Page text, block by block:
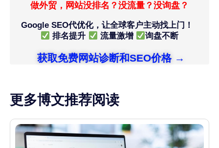
做外贸，网站没排名？没流量？没询盘？
Google SEO代优化，让全球客户主动找上门！
排名提升
流量激增 询盘不断
获取免费网站诊断和SEO价格 →
更多博文推荐阅读